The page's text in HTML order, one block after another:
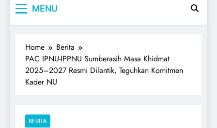
MENU
Home
Berita
PAC IPNU-IPPNU Sumberasih Masa Khidmat
2025–2027 Resmi Dilantik, Teguhkan Komitmen
Kader NU
BERITA